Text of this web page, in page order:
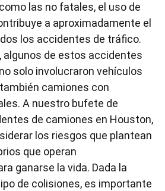
las no fatales, el uso de
a aproximadamente el
los accidentes de tráfico.
algunos de estos accidentes
solo involucraron vehículos
camiones con
A nuestro bufete de
de camiones en Houston,
los riesgos que plantean
que operan
ganarse la vida. Dada la
de colisiones, es importante